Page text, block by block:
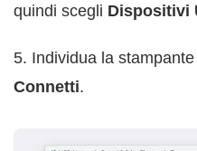
quindi scegli Dispositivi
5. Individua la
Connetti.